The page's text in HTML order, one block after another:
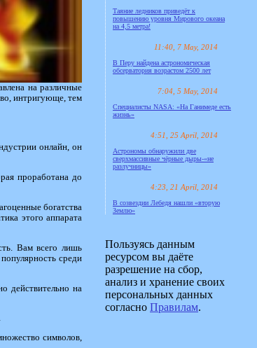
на различные
интригующе, тем
онлайн, он
проработана до
богатства
этого аппарата
Вам всего лишь
среди
действительно на
символов,
Таяние ледников приведёт к
повышению уровня Мирового океана
на 4,5 метра!
11:40, 7 May, 2014
В Перу найдена астрономическая
обсерватория возрастом 2500 лет
7:04, 5 May, 2014
Специалисты NASA: «На Ганимеде есть
жизнь»
4:51, 25 April, 2014
Астрономы обнаружили две
сверхмассивные чёрные дыры-«не
разлучницы»
4:23, 21 April, 2014
В созвездии Лебедя нашли «вторую
Землю»
Пользуясь данным
ресурсом вы даёте
разрешение на сбор,
анализ и хранение своих
персональных данных
согласно Правилам.